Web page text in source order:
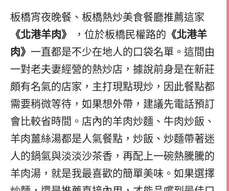
板橋宵夜晚餐、板橋熱炒美食餐廳推薦這家
《北港羊肉》
，位於板橋民權路的 《北港羊
肉》 一直都是不少在地人的口袋名單。這間由
一對老夫妻經營的熱炒店，據說前身是在新莊
頗有名氣的店家，主打現點現炒，因此餐點都
需要稍微等待，如果想外帶，建議先電話預訂
會比較省時間。店內的羊肉炒麵、牛肉炒飯、
羊肉薑絲湯都是人氣餐點，炒飯、炒麵帶著迷
人的鍋氣與淡淡沙茶香，再配上一碗熱騰騰的
羊肉湯，就是我最喜歡的簡單美味。如果選擇